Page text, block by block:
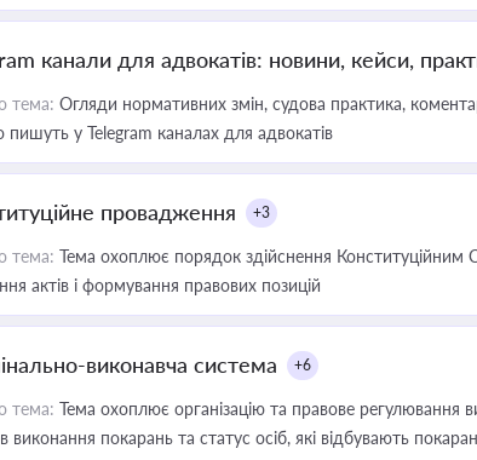
канали для адвокатів: новини, кейси,
тема: Огляди нормативних змін, судова практика,
у Telegram каналах для адвокатів
провадження +3
тема: Тема охоплює порядок здійснення Конституційним
актів і формування правових позицій
виконавча система +6
тема: Тема охоплює організацію та правове регулювання
виконання покарань та статус осіб, які відбувають